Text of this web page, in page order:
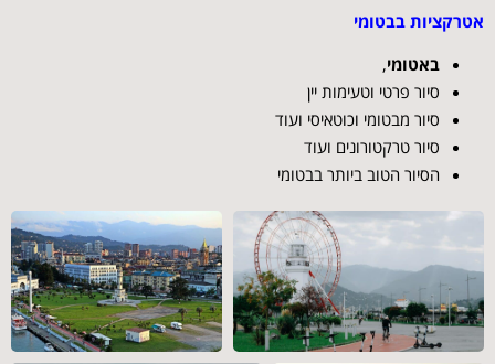
אטרקציות בבטומי
באטומי,
סיור פרטי וטעימות יין
סיור מבטומי וכוטאיסי ועוד
סיור טרקטורונים ועוד
הסיור הטוב ביותר בבטומי